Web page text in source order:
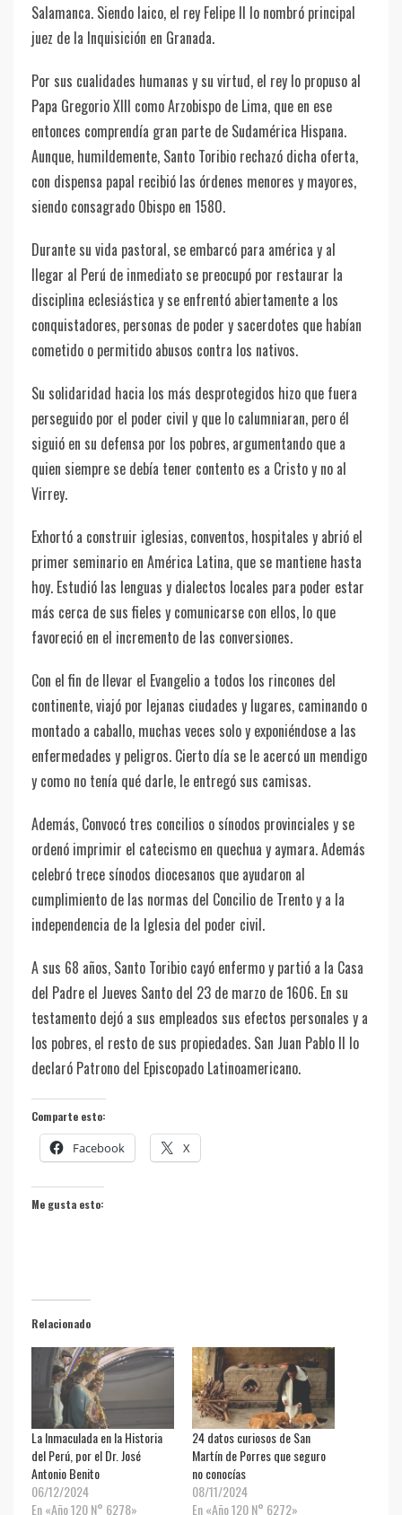
Salamanca. Siendo laico, el rey Felipe II lo nombró principal
juez de la Inquisición en Granada.
Por sus cualidades humanas y su virtud, el rey lo propuso al
Papa Gregorio XIII como Arzobispo de Lima, que en ese
entonces comprendía gran parte de Sudamérica Hispana.
Aunque, humildemente, Santo Toribio rechazó dicha oferta,
con dispensa papal recibió las órdenes menores y mayores,
siendo consagrado Obispo en 1580.
Durante su vida pastoral, se embarcó para américa y al
llegar al Perú de inmediato se preocupó por restaurar la
disciplina eclesiástica y se enfrentó abiertamente a los
conquistadores, personas de poder y sacerdotes que habían
cometido o permitido abusos contra los nativos.
Su solidaridad hacia los más desprotegidos hizo que fuera
perseguido por el poder civil y que lo calumniaran, pero él
siguió en su defensa por los pobres, argumentando que a
quien siempre se debía tener contento es a Cristo y no al
Virrey.
Exhortó a construir iglesias, conventos, hospitales y abrió el
primer seminario en América Latina, que se mantiene hasta
hoy. Estudió las lenguas y dialectos locales para poder estar
más cerca de sus fieles y comunicarse con ellos, lo que
favoreció en el incremento de las conversiones.
Con el fin de llevar el Evangelio a todos los rincones del
continente, viajó por lejanas ciudades y lugares, caminando o
montado a caballo, muchas veces solo y exponiéndose a las
enfermedades y peligros. Cierto día se le acercó un mendigo
y como no tenía qué darle, le entregó sus camisas.
Además, Convocó tres concilios o sínodos provinciales y se
ordenó imprimir el catecismo en quechua y aymara. Además
celebró trece sínodos diocesanos que ayudaron al
cumplimiento de las normas del Concilio de Trento y a la
independencia de la Iglesia del poder civil.
A sus 68 años, Santo Toribio cayó enfermo y partió a la Casa
del Padre el Jueves Santo del 23 de marzo de 1606. En su
testamento dejó a sus empleados sus efectos personales y a
los pobres, el resto de sus propiedades. San Juan Pablo II lo
declaró Patrono del Episcopado Latinoamericano.
Comparte esto:
Facebook X
Me gusta esto:
Relacionado
La Inmaculada en la Historia
del Perú, por el Dr. José
Antonio Benito
06/12/2024
En «Año 120 N° 6278»
24 datos curiosos de San
Martín de Porres que seguro
no conocías
08/11/2024
En «Año 120 N° 6272»